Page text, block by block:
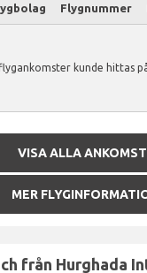
Flygnummer
kunde hittas
VISA ALLA
MER
från Hurghada